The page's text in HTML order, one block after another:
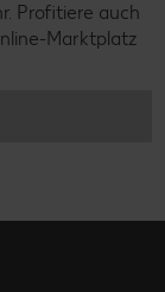
Profitiere auch
Marktplatz